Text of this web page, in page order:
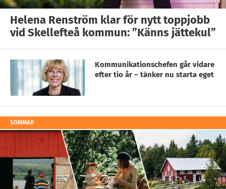
Helena Renström klar för nytt toppjobb
vid Skellefteå kommun: ”Känns jättekul”
Kommunikationschefen går vidare
efter tio år – tänker nu starta eget
SOMMAR